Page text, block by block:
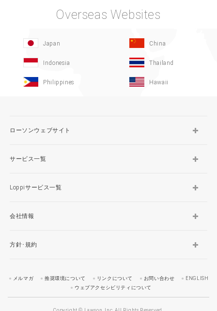
Overseas Websites
Japan China
Indonesia Thailand
Philippines Hawaii
ローソンウェブサイト
サービス一覧
Loppiサービス一覧
会社情報
方針･規約
メルマガ 推奨環境について リンクについて お問い合わせ
ENGLISH
ウェブアクセシビリティについて